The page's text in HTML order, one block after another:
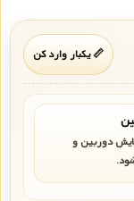
📏 یکبار وارد کن
دوربین و